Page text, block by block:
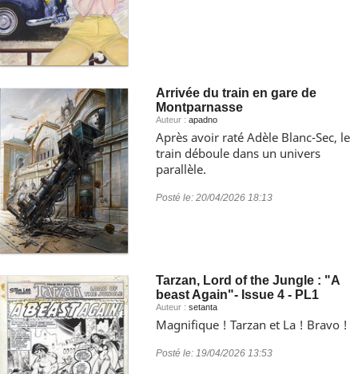
Arrivée du train en gare de
Montparnasse
Auteur : apadno
Après avoir raté Adèle Blanc-Sec, le
train déboule dans un univers
parallèle.
Posté le: 20/04/2026 18:13
Tarzan, Lord of the Jungle : "A
beast Again"- Issue 4 - PL1
Auteur : setanta
Magnifique ! Tarzan et La ! Bravo !
Posté le: 19/04/2026 13:53